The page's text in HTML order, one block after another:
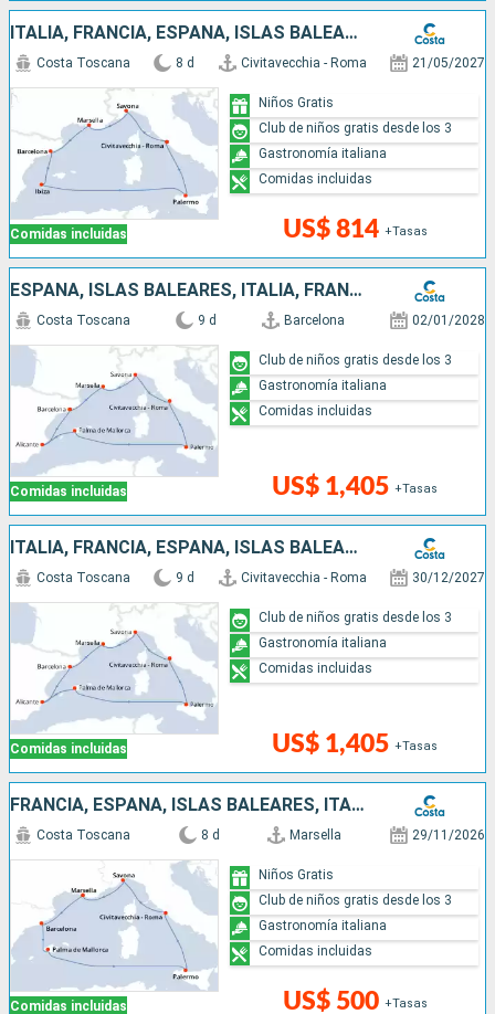
ITALIA, FRANCIA, ESPAÑA, ISLAS BALEARES
Comidas incluidas
Costa Toscana 8 d Civitavecchia - Roma 21/05/2027
US$ 814 +Tasas
Niños Gratis
Club de niños gratis desde los 3
Gastronomía italiana
Comidas incluidas
ESPAÑA, ISLAS BALEARES, ITALIA, FRANCIA
Comidas incluidas
Costa Toscana 9 d Barcelona 02/01/2028
US$ 1,405 +Tasas
Club de niños gratis desde los 3
Gastronomía italiana
Comidas incluidas
ITALIA, FRANCIA, ESPAÑA, ISLAS BALEARES
Comidas incluidas
Costa Toscana 9 d Civitavecchia - Roma 30/12/2027
US$ 1,405 +Tasas
Club de niños gratis desde los 3
Gastronomía italiana
Comidas incluidas
FRANCIA, ESPAÑA, ISLAS BALEARES, ITALIA
Comidas incluidas
Costa Toscana 8 d Marsella 29/11/2026
US$ 500 +Tasas
Niños Gratis
Club de niños gratis desde los 3
Gastronomía italiana
Comidas incluidas